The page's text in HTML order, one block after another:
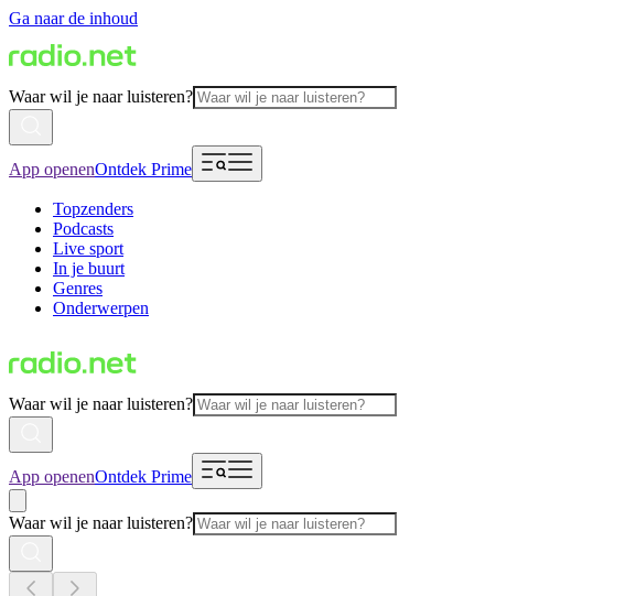
Ga naar de inhoud
Waar wil je naar luisteren?
App openenOntdek Prime
Topzenders
Podcasts
Live sport
In je buurt
Genres
Onderwerpen
Waar wil je naar luisteren?
App openenOntdek Prime
Waar wil je naar luisteren?